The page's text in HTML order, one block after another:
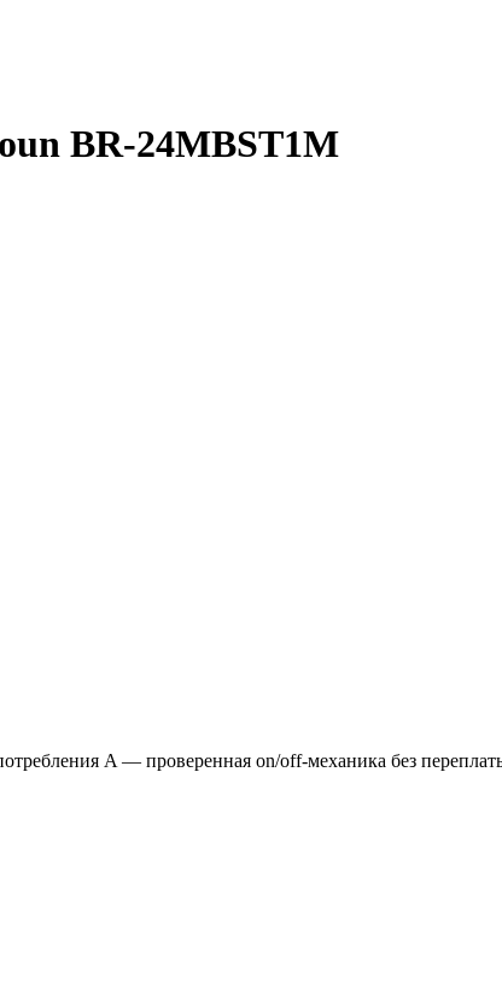
BR-24MBST1M
A — проверенная on/off-механика без